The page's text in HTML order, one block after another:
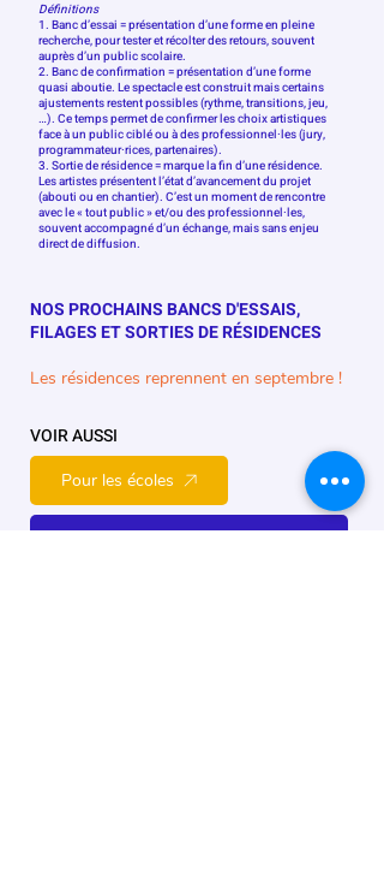
Définitions
1. Banc d’essai = présentation d’une forme en pleine
recherche, pour tester et récolter des retours, souvent
auprès d’un public scolaire.
2. Banc de confirmation = présentation d’une forme
quasi aboutie. Le spectacle est construit mais certains
ajustements restent possibles (rythme, transitions, jeu,
…). Ce temps permet de confirmer les choix artistiques
face à un public ciblé ou à des professionnel·les (jury,
programmateur·rices, partenaires).
3. Sortie de résidence = marque la fin d’une résidence.
Les artistes présentent l’état d’avancement du projet
(abouti ou en chantier). C’est un moment de rencontre
avec le « tout public » et/ou des professionnel·les,
souvent accompagné d’un échange, mais sans enjeu
direct de diffusion.
NOS PROCHAINS BANCS D'ESSAIS,
FILAGES ET SORTIES DE RÉSIDENCES
Les résidences reprennent en septembre !
VOIR AUSSI
Pour les écoles